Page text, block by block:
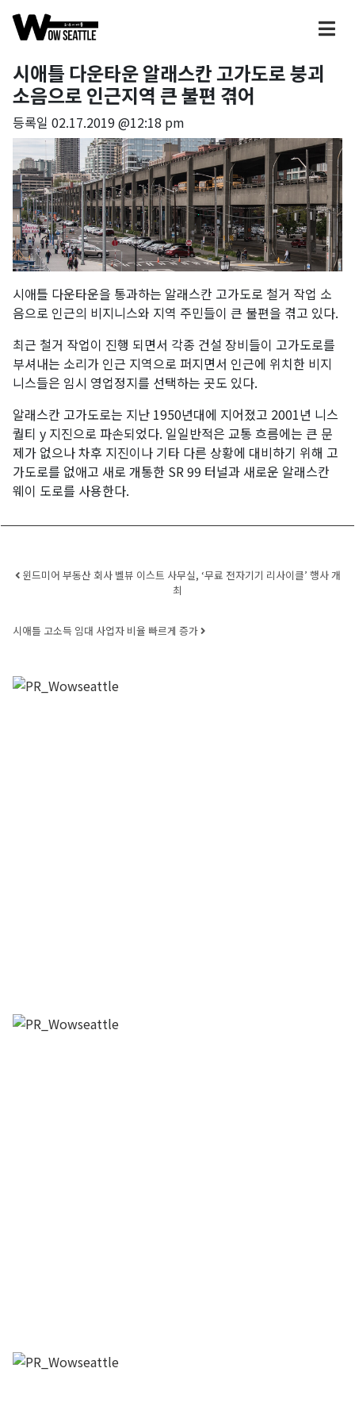
시애틀 다운타운 알래스칸 고가도로 붕괴
소음으로 인근지역 큰 불편 겪어
등록일 02.17.2019 @12:18 pm
시애틀 다운타운을 통과하는 알래스칸 고가도로 철거 작업 소
음으로 인근의 비지니스와 지역 주민들이 큰 불편을 겪고 있다.
최근 철거 작업이 진행 되면서 각종 건설 장비들이 고가도로를
부셔내는 소리가 인근 지역으로 퍼지면서 인근에 위치한 비지
니스들은 임시 영업정지를 선택하는 곳도 있다.
알래스칸 고가도로는 지난 1950년대에 지어졌고 2001년 니스
퀄티 y 지진으로 파손되었다. 일일반적은 교통 흐름에는 큰 문
제가 없으나 차후 지진이나 기타 다른 상황에 대비하기 위해 고
가도로를 없애고 새로 개통한 SR 99 터널과 새로운 알래스칸
웨이 도로를 사용한다.
Post navigation
윈드미어 부동산 회사 벨뷰 이스트 사무실, ‘무료 전자기기 리사이클’ 행사 개
최
시애틀 고소득 임대 사업자 비율 빠르게 증가